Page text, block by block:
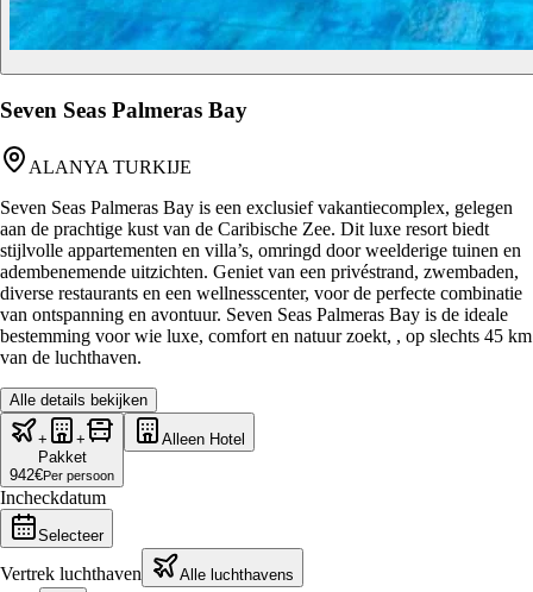
Seven Seas Palmeras Bay
ALANYA TURKIJE
Seven Seas Palmeras Bay is een exclusief vakantiecomplex, gelegen
aan de prachtige kust van de Caribische Zee. Dit luxe resort biedt
stijlvolle appartementen en villa’s, omringd door weelderige tuinen en
adembenemende uitzichten. Geniet van een privéstrand, zwembaden,
diverse restaurants en een wellnesscenter, voor de perfecte combinatie
van ontspanning en avontuur. Seven Seas Palmeras Bay is de ideale
bestemming voor wie luxe, comfort en natuur zoekt, , op slechts 45 km
van de luchthaven.
Alle details bekijken
+
+
Pakket
942€Per persoon
Alleen Hotel
Incheckdatum
Selecteer
Vertrek luchthaven Alle luchthavens